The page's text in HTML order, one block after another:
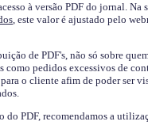
à versão PDF do jornal. Na
, este valor é ajustado pelo
de PDF's, não só sobre
como pedidos excessivos de
o cliente afim de poder ser
PDF, recomendamos a